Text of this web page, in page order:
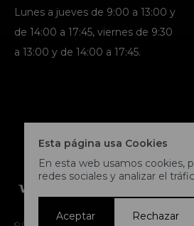
Esta página usa Cookies
En esta web usamos cookies,
redes sociales y analizar el
Aceptar Rechazar
Lunes a jueves de 9:00 a 13:00 y
de 14:00 a 17:45, viernes de 9:30
a 13:00 y de 14:00 a 17:45.